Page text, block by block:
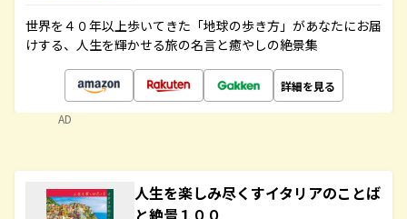
世界を４０年以上歩いてきた「地球の歩き方」があなたにお届
けする、人生を輝かせる旅の名言と癒やしの絶景集
詳細を見る
AD
人生を楽しみ尽くすイタリアのことば
と絶景１００